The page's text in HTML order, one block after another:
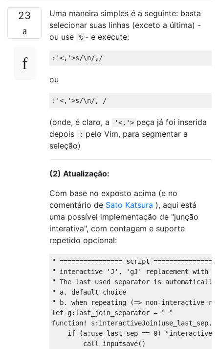
23
Uma maneira simples é a seguinte: basta
selecionar suas linhas (exceto a última) -
ou use
% - e execute:
ou
(onde, é claro, a '<,'> peça já foi inserida
depois
: pelo Vim, para segmentar a
seleção)
(2) Atualização:
Com base no exposto acima (e no
comentário de Sato Katsura ), aqui está
uma possível implementação de "junção
interativa", com contagem e suporte
repetido opcional:
" ================ script
" interactive 'J', 'gJ' replacement with
" The last used separator is automatically
" a. default choice
" b. when repeating (=> non-interactive
let g:last_join_separator = " "
function!
if (a:use_last_sep == 0)
        call inputsave()